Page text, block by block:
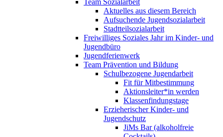
Team Sozialarbeit
Aktuelles aus diesem Bereich
Aufsuchende Jugendsozialarbeit
Stadtteilsozialarbeit
Freiwilliges Soziales Jahr im Kinder- und
Jugendbüro
Jugendferienwerk
Team Prävention und Bildung
Schulbezogene Jugendarbeit
Fit für Mitbestimmung
Aktionsleiter*in werden
Klassenfindungstage
Erzieherischer Kinder- und
Jugendschutz
JiMs Bar (alkoholfreie